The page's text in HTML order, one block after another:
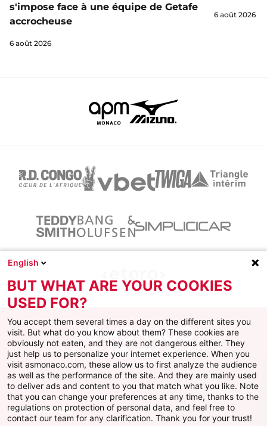
s'impose face à une équipe de Getafe
accrocheuse
6 août 2026
6 août 2026
Facebook
X Instagram
YoutubeTikTokTwitch
AS MONACO
English
BUT WHAT ARE YOUR COOKIES
USED FOR?
You accept them several times a day on the different sites you
visit. But what do you know about them? These cookies are
obviously not eaten, and they are not dangerous either. They
just help us to personalize your internet experience. When you
visit asmonaco.com, these allow us to first analyze the audience
as well as the performance of the site. And they are mainly used
to deliver ads and content to you that match what you like. Note
that you can change your preferences at any time, thanks to the
regulations on protection of personal data, and feel free to
contact our team for any clarification. Thank you for your trust!